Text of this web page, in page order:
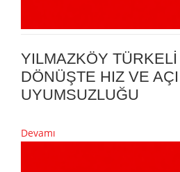
YILMAZKÖY
DÖNÜŞTE HIZ VE AÇI
UYUMSUZLUĞU
Devamı